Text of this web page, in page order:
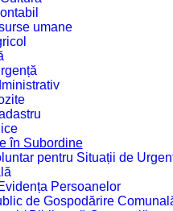
umane
în Subordine
pentru Situații de
Persoanelor
de Gospodărire